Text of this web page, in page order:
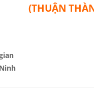
(THUẬN